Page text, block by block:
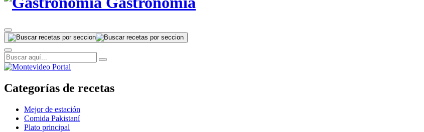
Categorías de recetas
Mejor de estación
Comida Pakistaní
Plato principal